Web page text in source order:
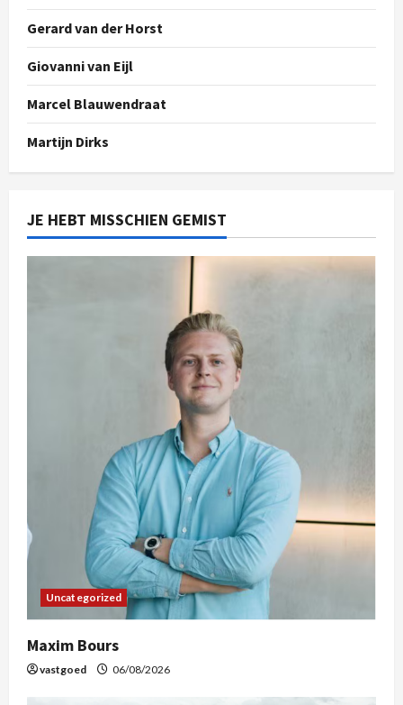
Gerard van der Horst
Giovanni van Eijl
Marcel Blauwendraat
Martijn Dirks
JE HEBT MISSCHIEN GEMIST
Uncategorized
Maxim Bours
vastgoed 06/08/2026